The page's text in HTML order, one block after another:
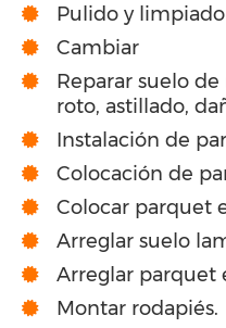
Pulido y limpiado
Cambiar
Reparar suelo
roto, astillado,
Instalación de
Colocación de
Colocar parquet
Arreglar suelo
Arreglar parquet
Montar rodapiés.